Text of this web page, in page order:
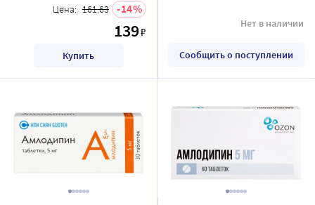
Цена: 161.63 14
139₽
Купить
Нет в наличии
Сообщить о поступлении